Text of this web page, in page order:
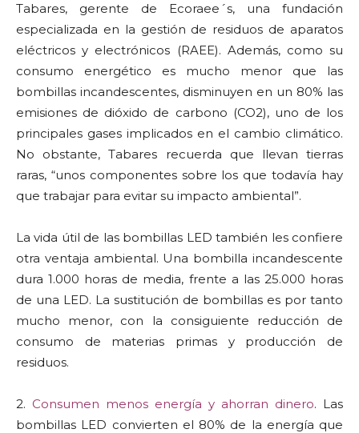
Tabares, gerente de Ecoraee´s, una fundación
especializada en la gestión de residuos de aparatos
eléctricos y electrónicos (RAEE). Además, como su
consumo energético es mucho menor que las
bombillas incandescentes, disminuyen en un 80% las
emisiones de dióxido de carbono (CO2), uno de los
principales gases implicados en el cambio climático.
No obstante, Tabares recuerda que llevan tierras
raras, “unos componentes sobre los que todavía hay
que trabajar para evitar su impacto ambiental”.
La vida útil de las bombillas LED también les confiere
otra ventaja ambiental. Una bombilla incandescente
dura 1.000 horas de media, frente a las 25.000 horas
de una LED. La sustitución de bombillas es por tanto
mucho menor, con la consiguiente reducción de
consumo de materias primas y producción de
residuos.
2. Consumen menos energía y ahorran dinero. Las
bombillas LED convierten el 80% de la energía que